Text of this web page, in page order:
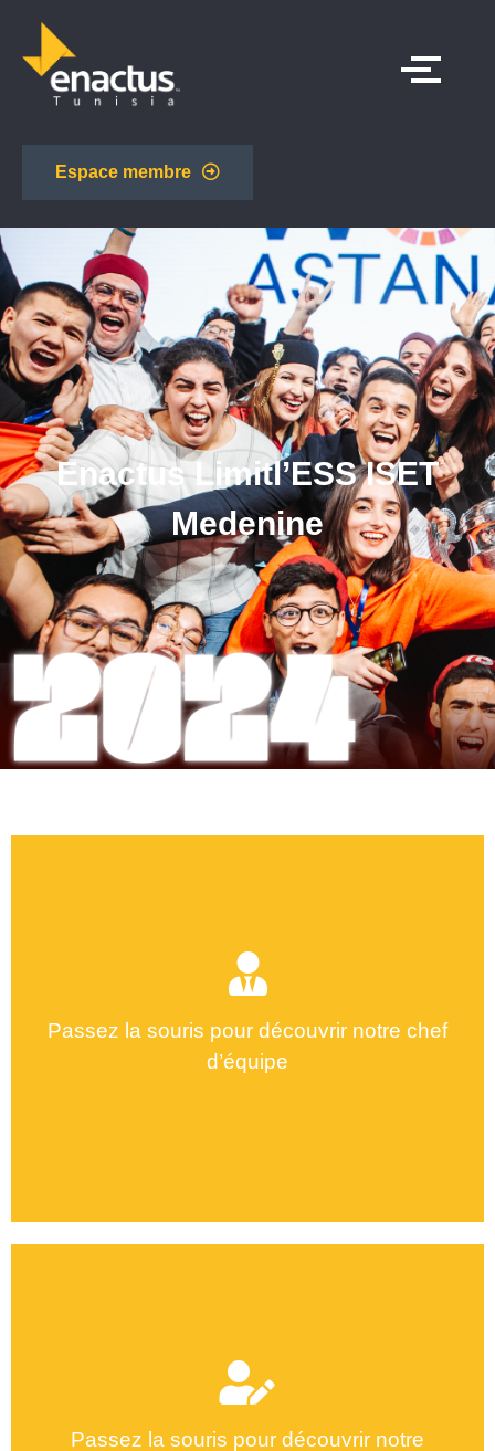
Espace membre
Enactus Limitl’ESS ISET
Medenine
Passez la souris pour découvrir notre chef
d’équipe
Passez la souris pour découvrir notre
Aicha Ennaceur